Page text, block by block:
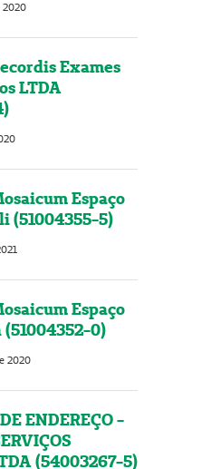
2020
Exames
LTDA
Espaço
(51004355-5)
Espaço
0)
2020
ENDEREÇO -
(54003267-5)